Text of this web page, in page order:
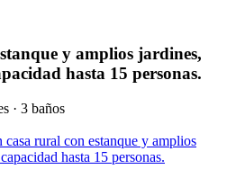
y amplios jardines,
hasta 15 personas.
· 3 baños
rural con estanque y amplios
hasta 15 personas.